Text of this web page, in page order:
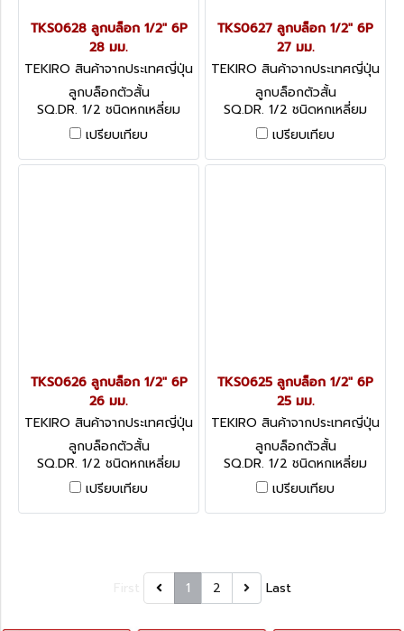
TKS0628 ลูกบล็อก 1/2" 6P
28 มม.
TEKIRO สินค้าจากประเทศญี่ปุ่น
TKS0628
ลูกบล็อกตัวสั้น
SQ.DR. 1/2 ชนิดหกเหลี่ยม
เปรียบเทียบ
TKS0627 ลูกบล็อก 1/2" 6P
27 มม.
TEKIRO สินค้าจากประเทศญี่ปุ่น
TKS0627
ลูกบล็อกตัวสั้น
SQ.DR. 1/2 ชนิดหกเหลี่ยม
เปรียบเทียบ
TKS0626 ลูกบล็อก 1/2" 6P
26 มม.
TEKIRO สินค้าจากประเทศญี่ปุ่น
TKS0626
ลูกบล็อกตัวสั้น
SQ.DR. 1/2 ชนิดหกเหลี่ยม
เปรียบเทียบ
TKS0625 ลูกบล็อก 1/2" 6P
25 มม.
TEKIRO สินค้าจากประเทศญี่ปุ่น
TKS0625
ลูกบล็อกตัวสั้น
SQ.DR. 1/2 ชนิดหกเหลี่ยม
เปรียบเทียบ
1 2 Last